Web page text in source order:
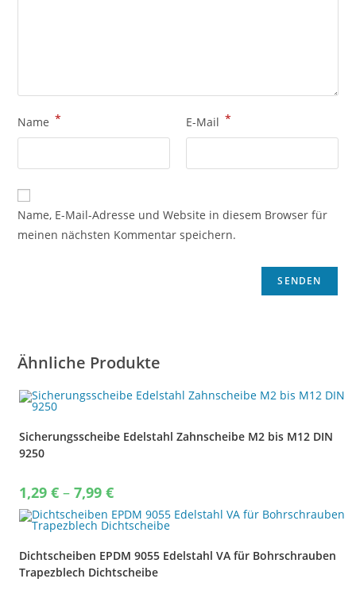
Name * E-Mail *
Name, E-Mail-Adresse und Website in diesem Browser für
meinen nächsten Kommentar speichern.
Ähnliche Produkte
Sicherungsscheibe Edelstahl Zahnscheibe M2 bis M12 DIN
9250
1,29 € – 7,99 €Price
range:
1,29 €
through
7,99 €
Dichtscheiben EPDM 9055 Edelstahl VA für Bohrschrauben
Trapezblech Dichtscheibe